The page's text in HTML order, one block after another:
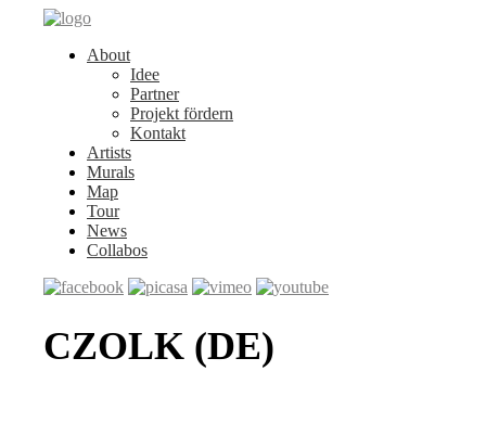
About
Idee
Partner
Projekt fördern
Kontakt
Artists
Murals
Map
Tour
News
Collabos
CZOLK (DE)